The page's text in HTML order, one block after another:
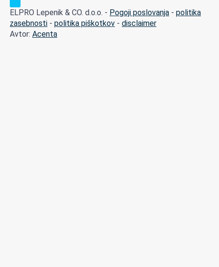
ELPRO Lepenik & CO. d.o.o. - Pogoji poslovanja - politika
zasebnosti - politika piškotkov - disclaimer
Avtor: Acenta